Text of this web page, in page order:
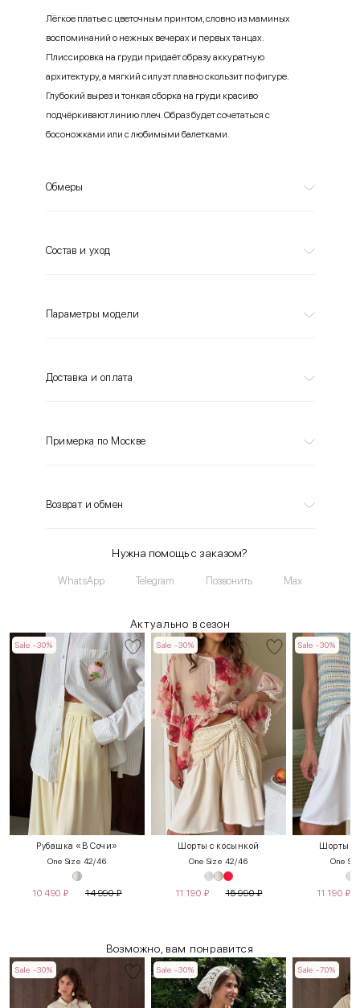
Лёгкое платье с цветочным принтом, словно из маминых
воспоминаний о нежных вечерах и первых танцах.
Плиссировка на груди придаёт образу аккуратную
архитектуру, а мягкий силуэт плавно скользит по фигуре.
Глубокий вырез и тонкая сборка на груди красиво
подчёркивают линию плеч. Образ будет сочетаться с
босоножками или с любимыми балетками.
Обмеры
Состав и уход
Параметры модели
Доставка и оплата
Примерка по Москве
Возврат и обмен
Нужна помощь с заказом?
WhatsApp Telegram Позвонить Max
Актуально в сезон
Sale -30%
Рубашка «В Сочи»
One Size 42/46
10 490 ₽ 14 990₽
Sale -30%
Шорты с косынкой
One Size 42/46
11 190 ₽ 15 990₽
Sale -30%
Шорты с
One
11 190 ₽
Возможно, вам понравится
Sale -30% Sale -30% Sale -70%